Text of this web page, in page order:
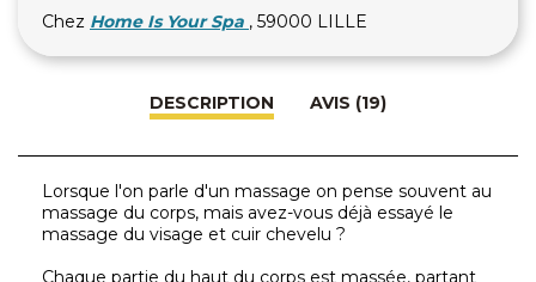
Chez Home Is Your Spa , 59000 LILLE
DESCRIPTION AVIS (19)
Lorsque l'on parle d'un massage on pense souvent au
massage du corps, mais avez-vous déjà essayé le
massage du visage et cuir chevelu ?
Chaque partie du haut du corps est massée, partant